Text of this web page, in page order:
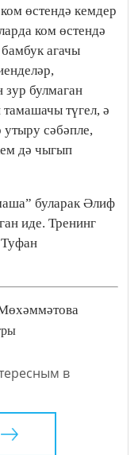
өстендә кемдер
ком өстендә
агачы
булмаган
түгел, ә
утыру сәбәпле,
дә чыгып
буларак Әлиф
иде. Тренинг
в